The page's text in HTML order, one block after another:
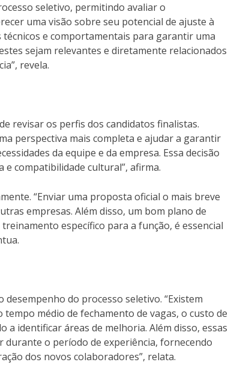
seletivo, permitindo avaliar o
uma visão sobre seu potencial de ajuste à
e comportamentais para garantir uma
sejam relevantes e diretamente relacionados
revela.
revisar os perfis dos candidatos finalistas.
perspectiva mais completa e ajudar a garantir
da equipe e da empresa. Essa decisão
e compatibilidade cultural”, afirma.
“Enviar uma proposta oficial o mais breve
empresas. Além disso, um bom plano de
específico para a função, é essencial
do processo seletivo. “Existem
médio de fechamento de vagas, o custo de
a identificar áreas de melhoria. Além disso, essas
o período de experiência, fornecendo
dos novos colaboradores”, relata.